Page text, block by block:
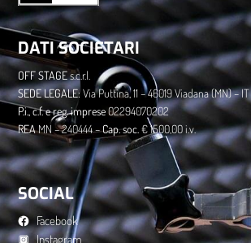
DATI SOCIETARI
OFF STAGEs.c.r.l.
​SEDE LEGALE:Via Puttina, 11 – 46019 Viadana (MN) – IT
P.i., c.f. e reg. imprese02294070202
​REAMN – 240444 –Cap. soc. € 1500,00 i.v.
SOCIAL
Facebook
Instagram